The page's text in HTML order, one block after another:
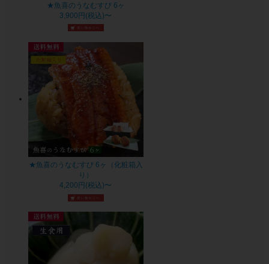
★魚喜のうなむすび 6ヶ
3,900円(税込)〜
★魚喜のうなむすび 6ヶ（化粧箱入
り）
4,200円(税込)〜